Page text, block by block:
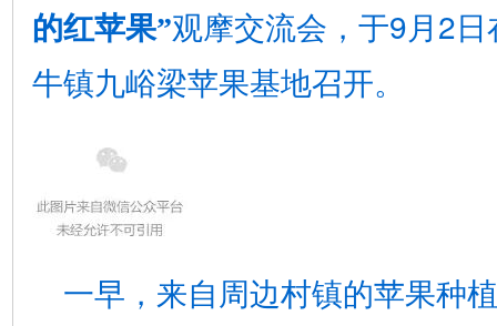
的红苹果”观摩交流会，于9月 2
牛镇九峪梁苹果基地召开。
一早，来自周边村镇的苹果种